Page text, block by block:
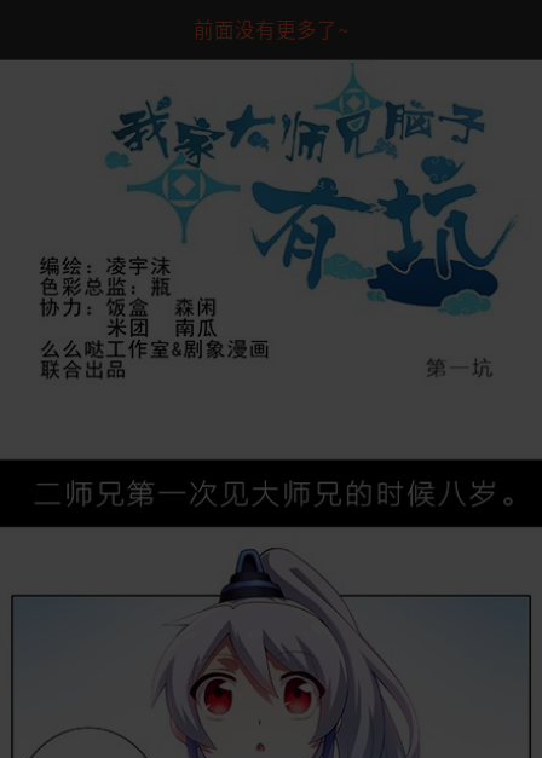
前面没有更多了~